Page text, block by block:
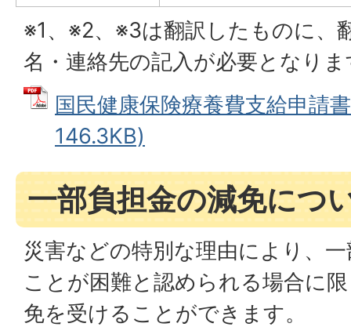
※1、※2、※3は翻訳したものに、
名・連絡先の記入が必要となり
国民健康保険療養費支給申請
146.3KB)
一部負担金の減免につ
災害などの特別な理由により、
ことが困難と認められる場合に
免を受けることができます。